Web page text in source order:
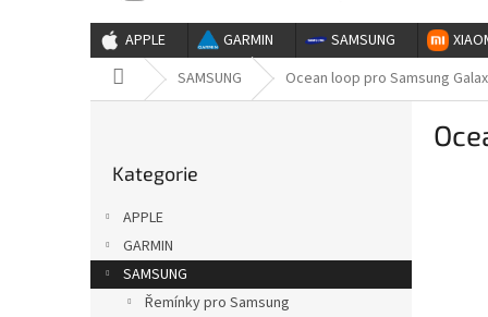
APPLE GARMIN SAMSUNG
Domů SAMSUNG Ocean loop pro Samsung
n
kategorie
Kategorie
APPLE
GARMIN
SAMSUNG
Řemínky pro Samsung